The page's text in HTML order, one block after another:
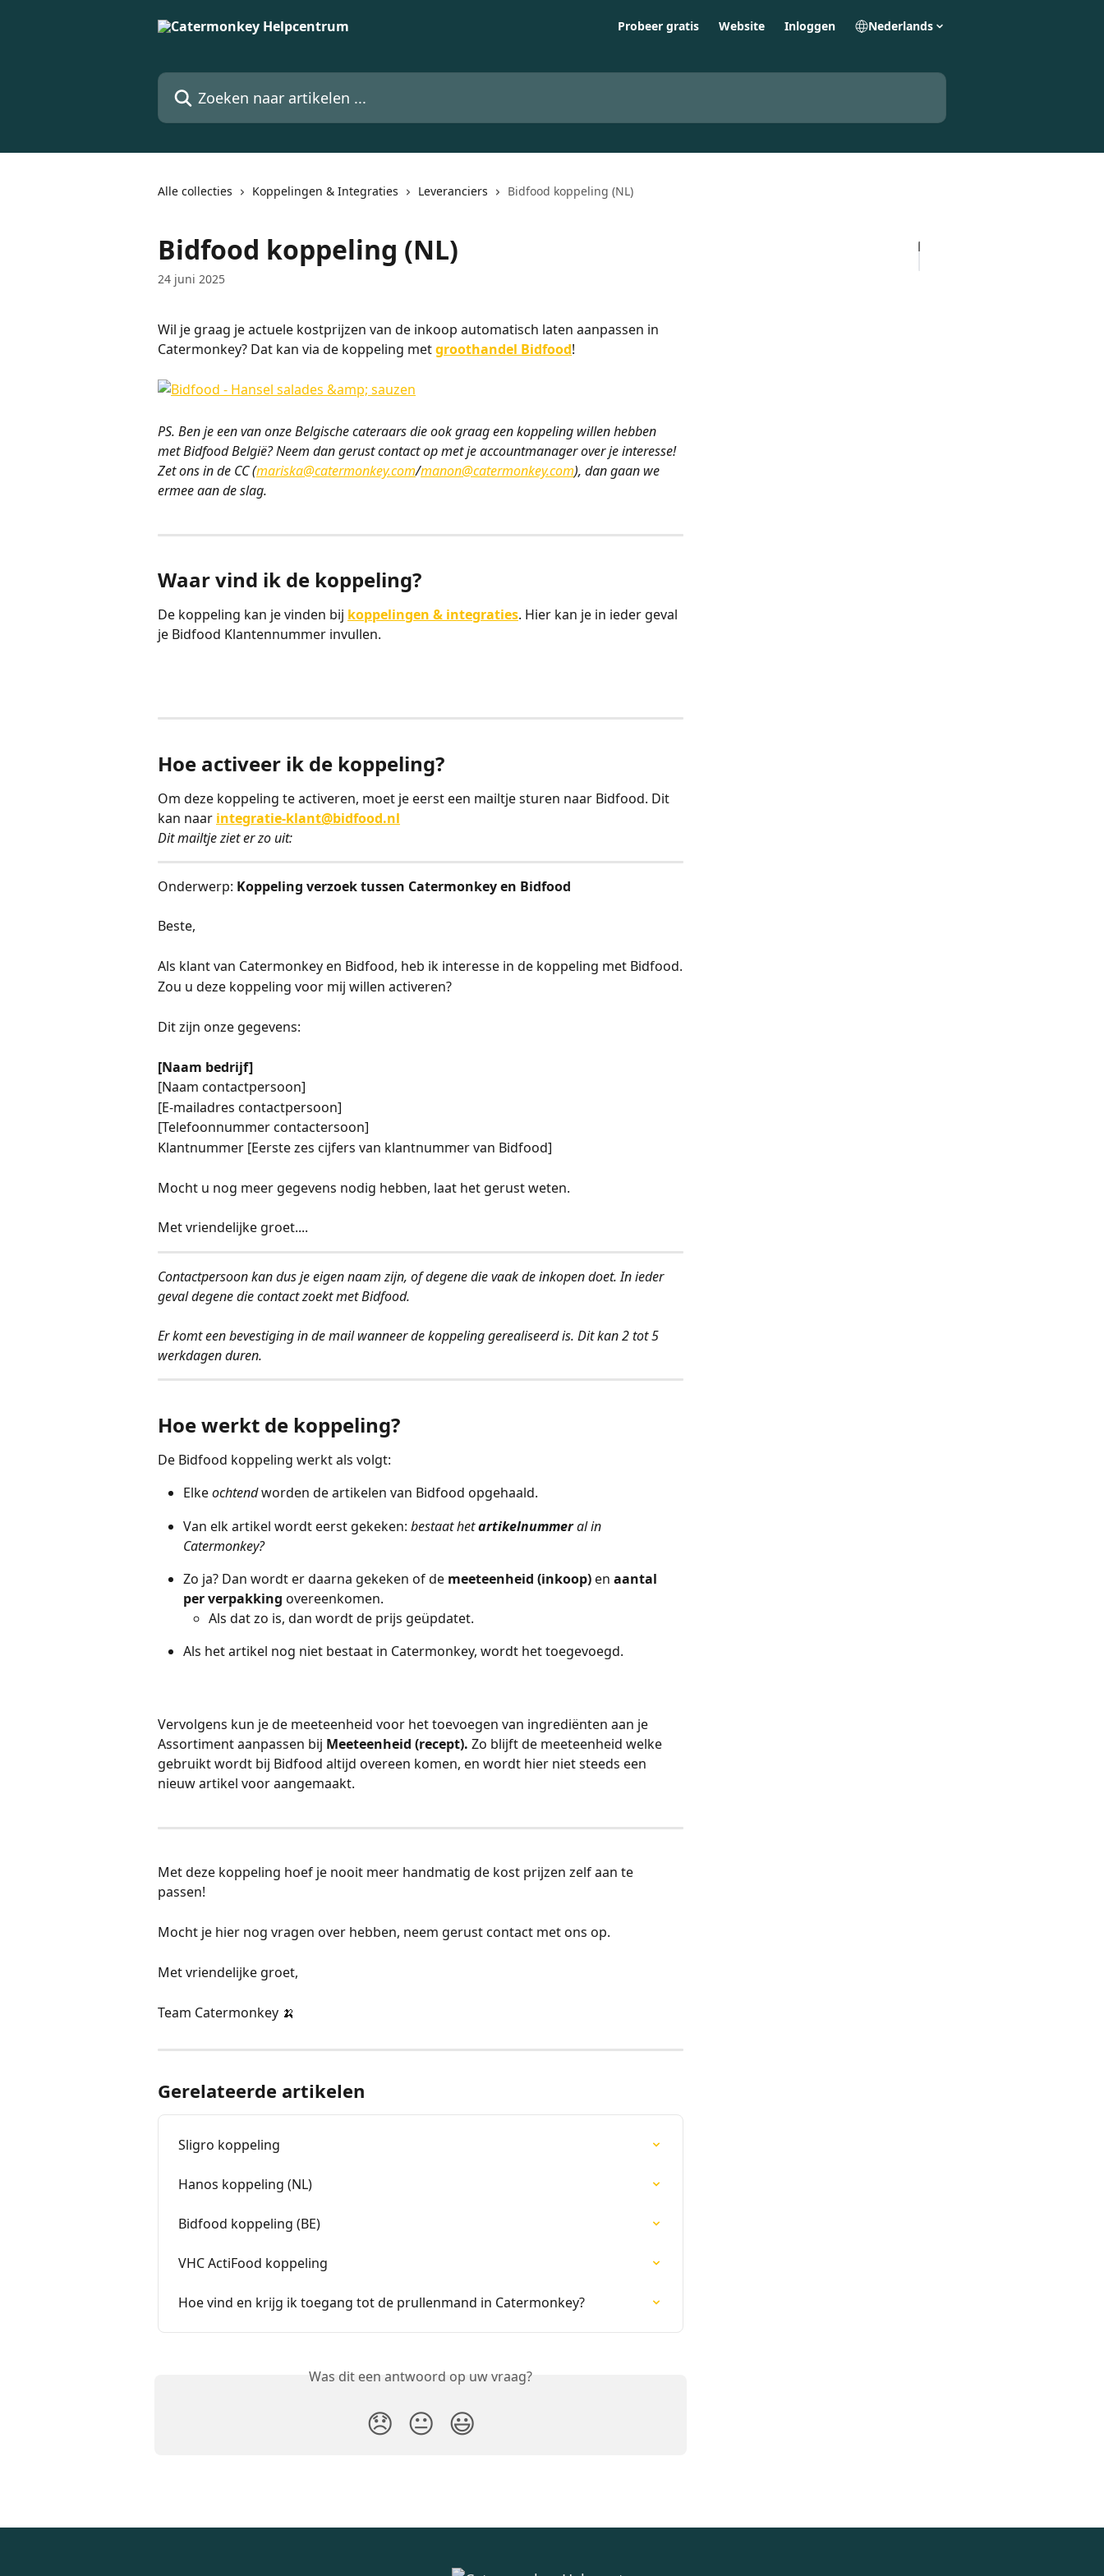
Probeer gratis Website Inloggen Nederlands
Zoeken naar artikelen ...
Alle collecties Koppelingen & Integraties Leveranciers Bidfood koppeling (NL)
Bidfood koppeling (NL)
24 juni 2025
Wil je graag je actuele kostprijzen van de inkoop automatisch laten aanpassen in
Catermonkey? Dat kan via de koppeling met groothandel Bidfood!
PS. Ben je een van onze Belgische cateraars die ook graag een koppeling willen hebben
met Bidfood België? Neem dan gerust contact op met je accountmanager over je interesse!
Zet ons in de CC (mariska@catermonkey.com/manon@catermonkey.com), dan gaan we
ermee aan de slag.
Waar vind ik de koppeling?
De koppeling kan je vinden bij koppelingen & integraties. Hier kan je in ieder geval
je Bidfood Klantennummer invullen.
Hoe activeer ik de koppeling?
Om deze koppeling te activeren, moet je eerst een mailtje sturen naar Bidfood. Dit
kan naar integratie-klant@bidfood.nl
Dit mailtje ziet er zo uit:
Onderwerp: Koppeling verzoek tussen Catermonkey en Bidfood
Beste,
Als klant van Catermonkey en Bidfood, heb ik interesse in de koppeling met Bidfood.
Zou u deze koppeling voor mij willen activeren?
Dit zijn onze gegevens:
[Naam bedrijf]
[Naam contactpersoon]
[E-mailadres contactpersoon]
[Telefoonnummer contactersoon]
Klantnummer [Eerste zes cijfers van klantnummer van Bidfood]
Mocht u nog meer gegevens nodig hebben, laat het gerust weten.
Met vriendelijke groet....
Contactpersoon kan dus je eigen naam zijn, of degene die vaak de inkopen doet. In ieder
geval degene die contact zoekt met Bidfood.
Er komt een bevestiging in de mail wanneer de koppeling gerealiseerd is. Dit kan 2 tot 5
werkdagen duren.
Hoe werkt de koppeling?
De Bidfood koppeling werkt als volgt:
Elke ochtend worden de artikelen van Bidfood opgehaald.
Van elk artikel wordt eerst gekeken: bestaat het artikelnummer al in
Catermonkey?
Zo ja? Dan wordt er daarna gekeken of de meeteenheid (inkoop) en aantal
per verpakking overeenkomen.
Als dat zo is, dan wordt de prijs geüpdatet.
Als het artikel nog niet bestaat in Catermonkey, wordt het toegevoegd.
Vervolgens kun je de meeteenheid voor het toevoegen van ingrediënten aan je
Assortiment aanpassen bij Meeteenheid (recept). Zo blijft de meeteenheid welke
gebruikt wordt bij Bidfood altijd overeen komen, en wordt hier niet steeds een
nieuw artikel voor aangemaakt.
Met deze koppeling hoef je nooit meer handmatig de kost prijzen zelf aan te
passen!
Mocht je hier nog vragen over hebben, neem gerust contact met ons op.
Met vriendelijke groet,
Team Catermonkey 🍌
Gerelateerde artikelen
Sligro koppeling
Hanos koppeling (NL)
Bidfood koppeling (BE)
VHC ActiFood koppeling
Hoe vind en krijg ik toegang tot de prullenmand in Catermonkey?
Was dit een antwoord op uw vraag?
😞 😐 😃